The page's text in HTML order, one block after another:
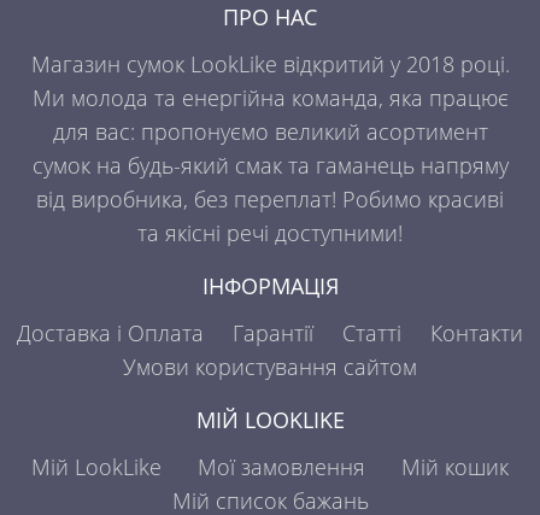
ПРО НАС
Магазин сумок LookLike відкритий у 2018 році.
Ми молода та енергійна команда, яка працює
для вас: пропонуємо великий асортимент
сумок на будь-який смак та гаманець напряму
від виробника, без переплат! Робимо красиві
та якісні речі доступними!
ІНФОРМАЦІЯ
Доставка і Оплата
Гарантії Статті
Контакти
Умови користування сайтом
МІЙ LOOKLIKE
Мій LookLike
Мої замовлення
Мій кошик
Мій список бажань